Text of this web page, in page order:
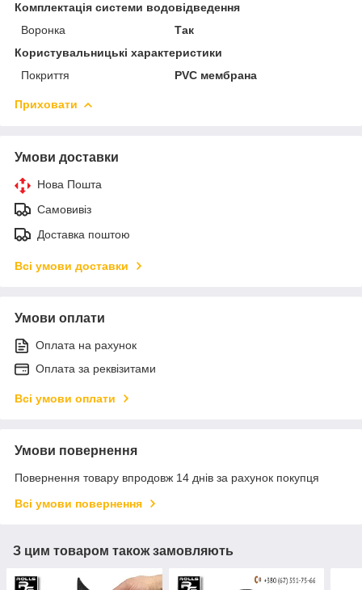
Комплектація системи водовідведення
Воронка
Так
Користувальницькі характеристики
Покриття
PVC мембрана
Приховати
Умови доставки
Нова Пошта
Самовивіз
Доставка поштою
Всі умови доставки
Умови оплати
Оплата на рахунок
Оплата за реквізитами
Всі умови оплати
Умови повернення
Повернення товару впродовж 14 днів за рахунок покупця
Всі умови повернення
З цим товаром також замовляють